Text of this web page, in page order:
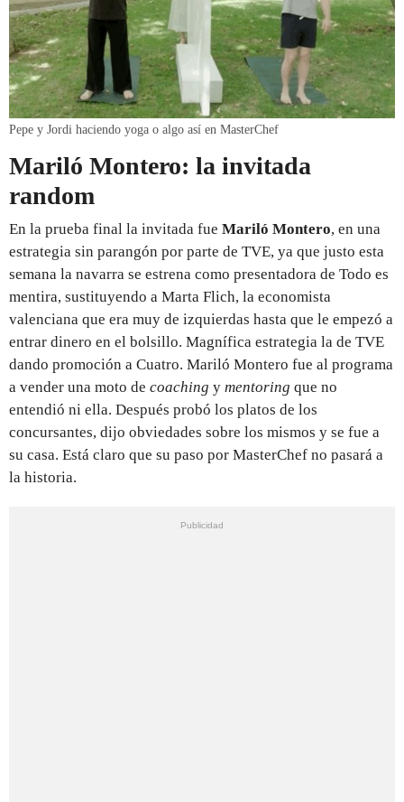
Pepe y Jordi haciendo yoga o algo así en MasterChef
Mariló Montero: la invitada
random
En la prueba final la invitada fue Mariló Montero, en una
estrategia sin parangón por parte de TVE, ya que justo esta
semana la navarra se estrena como presentadora de Todo es
mentira, sustituyendo a Marta Flich, la economista
valenciana que era muy de izquierdas hasta que le empezó a
entrar dinero en el bolsillo. Magnífica estrategia la de TVE
dando promoción a Cuatro. Mariló Montero fue al programa
a vender una moto de coaching y mentoring que no
entendió ni ella. Después probó los platos de los
concursantes, dijo obviedades sobre los mismos y se fue a
su casa. Está claro que su paso por MasterChef no pasará a
la historia.